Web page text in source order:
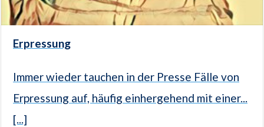
Erpressung
Immer wieder tauchen in der Presse Fälle von
Erpressung auf, häufig einhergehend mit einer...
[...]